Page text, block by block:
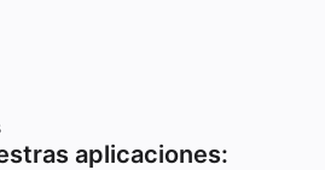
aplicaciones: